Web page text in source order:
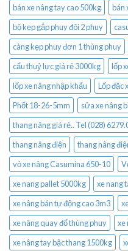
bán xe nâng tay cao 500kg
bán
bộ kẹp gắp phuy đôi 2 phuy
càng kẹp phuy đơn 1 thùng phuy
cẩu thuỷ lực giá rẻ 3000kg
lốp
lốp xe nâng nhập khẩu
Lốp đặc
Phốt 18-26-5mm
sửa xe nâng
thang nâng giá rẻ.. Tel (028)
thang nâng điện
thang nâng
vỏ xe nâng Casumina 650-10
xe nang pallet 5000kg
xe nang
xe nâng bán tự động cao 3m3
xe nâng quay đổ thùng phuy
xe
xe nâng tay bậc thang 1500kg